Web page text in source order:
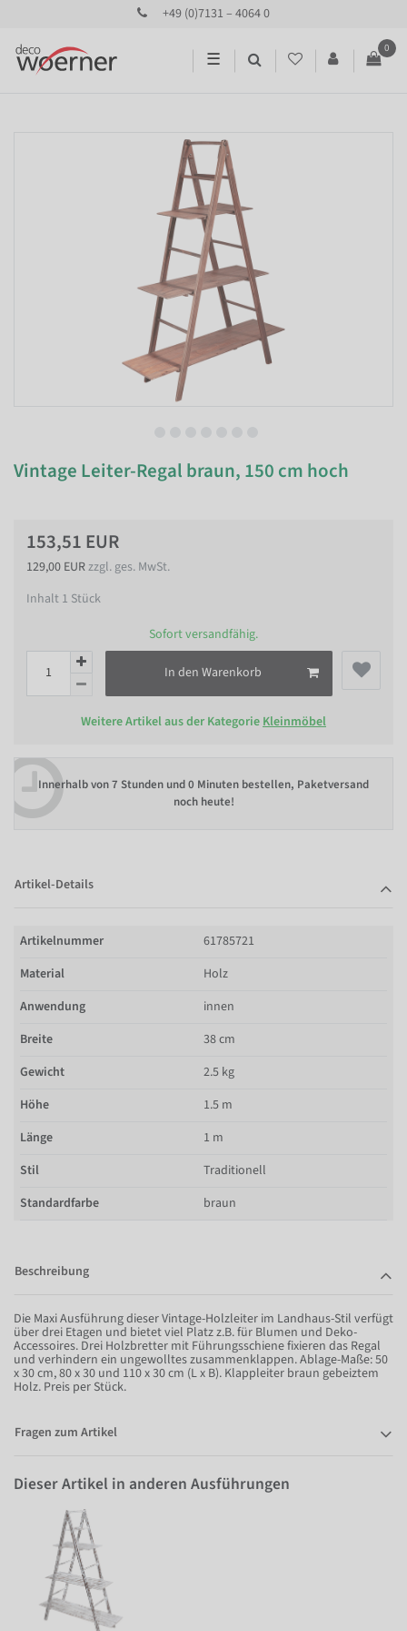
+49 (0)7131 – 4064 0
☰
0
Vintage Leiter-Regal braun, 150 cm hoch
153,51 EUR
129,00 EURzzgl. ges. MwSt.
Inhalt 1 Stück
Sofort versandfähig.
In den Warenkorb
Weitere Artikel aus der Kategorie Kleinmöbel
Innerhalb von7 Stunden und 0 Minuten bestellen, Paketversand
noch heute!
Artikel-Details
Artikelnummer
61785721
Material
Holz
Anwendung
innen
Breite
38 cm
Gewicht
2.5 kg
Höhe
1.5 m
Länge
1 m
Stil
Traditionell
Standardfarbe
braun
Beschreibung
Die Maxi Ausführung dieser Vintage-Holzleiter im Landhaus-Stil verfügt
über drei Etagen und bietet viel Platz z.B. für Blumen und Deko-
Accessoires. Drei Holzbretter mit Führungsschiene fixieren das Regal
und verhindern ein ungewolltes zusammenklappen. Ablage-Maße: 50
x 30 cm, 80 x 30 und 110 x 30 cm (L x B). Klappleiter braun gebeiztem
Holz. Preis per Stück.
Fragen zum Artikel
Dieser Artikel in anderen Ausführungen